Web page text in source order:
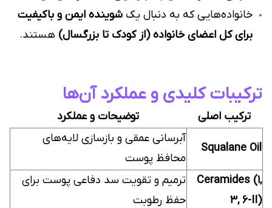
خانواده‌هایی که به دنبال یک شوینده ایمن و باکیفیت
برای کل اعضای خانواده (از کودک تا بزرگسال) هستند.
ترکیبات کلیدی و عملکرد آن‌ها
ترکیب اصلی توضیحات و عملکرد
Squalane Oil
آبرسانی عمقی و بازسازی لایه‌های
محافظ پوست
Ceramides (1,
3, 6-II)
ترمیم و تقویت سد دفاعی پوست برای
حفظ رطوبت